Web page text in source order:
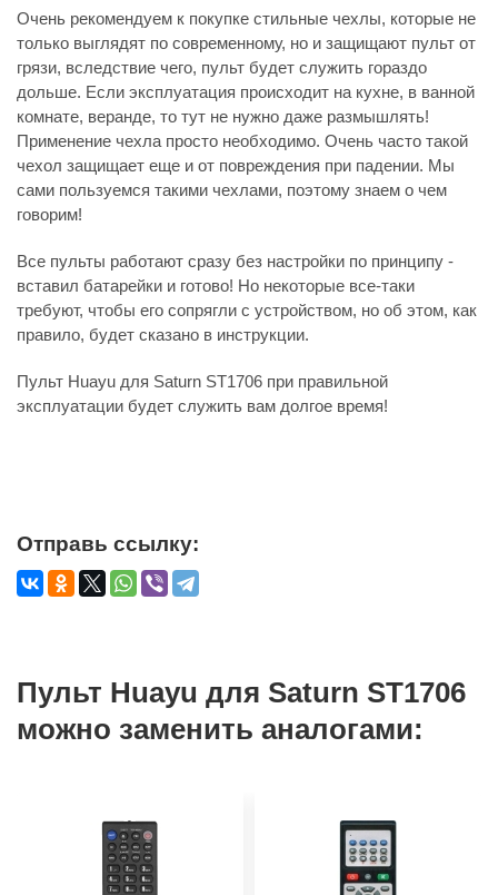
Очень рекомендуем к покупке стильные чехлы, которые не
только выглядят по современному, но и защищают пульт от
грязи, вследствие чего, пульт будет служить гораздо
дольше. Если эксплуатация происходит на кухне, в ванной
комнате, веранде, то тут не нужно даже размышлять!
Применение чехла просто необходимо. Очень часто такой
чехол защищает еще и от повреждения при падении. Мы
сами пользуемся такими чехлами, поэтому знаем о чем
говорим!
Все пульты работают сразу без настройки по принципу -
вставил батарейки и готово! Но некоторые все-таки
требуют, чтобы его сопрягли с устройством, но об этом, как
правило, будет сказано в инструкции.
Пульт Huayu для Saturn ST1706 при правильной
эксплуатации будет служить вам долгое время!
Отправь ссылку:
Пульт Huayu для Saturn ST1706
можно заменить аналогами: